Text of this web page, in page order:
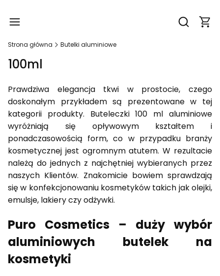
Otwórz
Strona główna Butelki aluminiowe
100ml
Prawdziwa elegancja tkwi w prostocie, czego
doskonałym przykładem są prezentowane w tej
kategorii produkty. Buteleczki 100 ml aluminiowe
wyróżniają się opływowym kształtem i
ponadczasowością form, co w przypadku branży
kosmetycznej jest ogromnym atutem. W rezultacie
należą do jednych z najchętniej wybieranych przez
naszych Klientów. Znakomicie bowiem sprawdzają
się w konfekcjonowaniu kosmetyków takich jak olejki,
emulsje, lakiery czy odżywki.
Puro Cosmetics – duży wybór
aluminiowych butelek na
kosmetyki